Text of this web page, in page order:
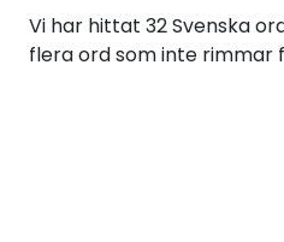
Vi har hittat 32 Svenska
flera ord som inte rimmar